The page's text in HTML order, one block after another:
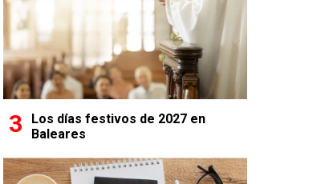
Los días festivos de 2027 en
Baleares